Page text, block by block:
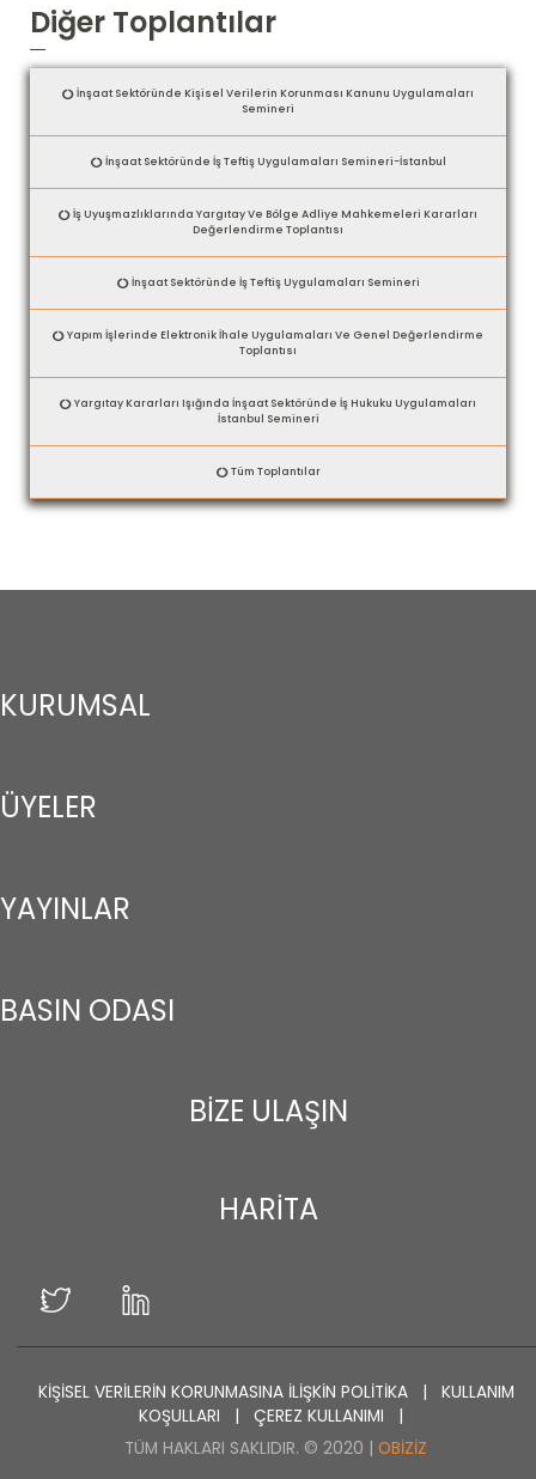
Diğer Toplantılar
İnşaat Sektöründe Kişisel Verilerin Korunması Kanunu Uygulamaları
Semineri
İnşaat Sektöründe İş Teftiş Uygulamaları Semineri-İstanbul
İş Uyuşmazlıklarında Yargıtay Ve Bölge Adliye Mahkemeleri Kararları
Değerlendirme Toplantısı
İnşaat Sektöründe İş Teftiş Uygulamaları Semineri
Yapım İşlerinde Elektronik İhale Uygulamaları Ve Genel Değerlendirme
Toplantısı
Yargıtay Kararları Işığında İnşaat Sektöründe İş Hukuku Uygulamaları
İstanbul Semineri
Tüm Toplantılar
KURUMSAL
ÜYELER
YAYINLAR
BASIN ODASI
BİZE ULAŞIN
HARİTA
KİŞİSEL VERİLERİN KORUNMASINA İLİŞKİN POLİTİKA | KULLANIM
KOŞULLARI
|ÇEREZ KULLANIMI
|
TÜM HAKLARI SAKLIDIR. © 2020 |OBIZIZ